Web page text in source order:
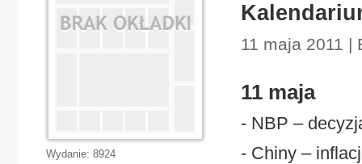
11 maja 2011 |
11 maja
- NBP –
- Chiny –
Wydanie: 8924